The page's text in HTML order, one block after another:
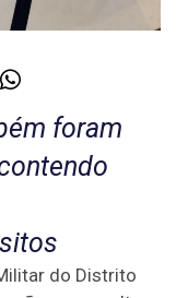
foram
do Distrito